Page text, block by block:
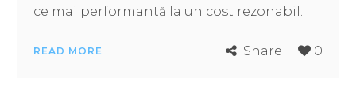
ce mai performantă la un cost rezonabil.
READ MORE Share 0